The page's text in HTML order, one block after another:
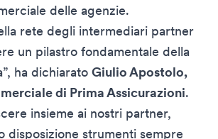
delle agenzie.
rete degli intermediari partner
un pilastro fondamentale della
ha dichiarato Giulio Apostolo,
di Prima Assicurazioni.
insieme ai nostri partner,
disposizione strumenti sempre